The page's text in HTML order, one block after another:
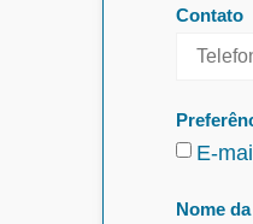
Contato
E-
Nome